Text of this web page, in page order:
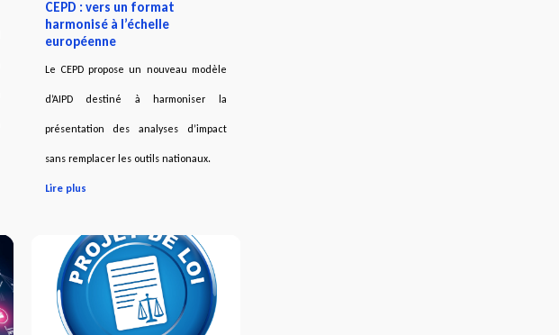
CEPD : vers un format
harmonisé à l’échelle
européenne
Le CEPD propose un nouveau modèle
d’AIPD destiné à harmoniser la
présentation des analyses d’impact
sans remplacer les outils nationaux.
Lire plus